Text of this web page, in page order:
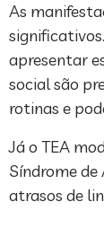
As
apresentar
social são
rotinas e
Já o TEA
Síndrome
atrasos de